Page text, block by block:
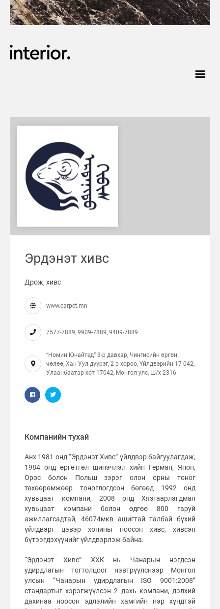
Эрдэнэт хивс
Дрож, хивс
www.carpet.mn
7577-7889, 9909-7889, 9409-7889
“Номин Юнайтед” 3-р давхар, Чингисийн өргөн
чөлөө, Хан-Уул дүүрэг, 2-р хороо, Үйлдвэрийн 17-042,
Улаанбаатар хот 17042, Монгол улс, Ш/x 2316
Компанийн тухай
Анх 1981 онд “Эрдэнэт Хивс” үйлдвэр байгуулагдаж,
1984 онд өргөтгөл шинэчлэл хийн Герман, Япон,
Орос болон Польш зэрэг олон орны тоног
төхөөрөмжөөр тоноглогдсон бөгөөд 1992 онд
хувьцаат компани, 2008 онд Хязгаарлагдмал
хувьцаат компани болон өдгөө 800 гаруй
ажиллагсадтай, 46074мкв ашигтай талбай бүхий
үйлдвэрт цэвэр хонины ноосон хивс, хивсэн
бүтээгдэхүүнийг үйлдвэрлэж байна.
“Эрдэнэт Хивс” ХХК нь Чанарын нэгдсэн
удирдлагын тогтолцоог нэвтрүүлснээр Монгол
улсын “Чанарын удирдлагын ISO 9001:2008”
стандартыг хэрэгжүүлсэн 2 дахь компани, дэлхий
дахинаа ноосон эдлэлийн хамгийн нэр хүндтэй